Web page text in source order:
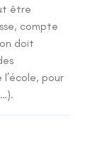
être
compte
doit
pour